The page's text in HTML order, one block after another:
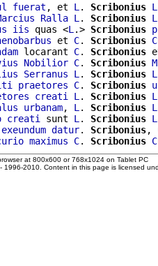
fuerat , et L . Scribonius
Ralla L . Scribonius
iis quas <L .> Scribonius
et C. Scribonius
locarant C. Scribonius
Nobilior C. Scribonius M
Serranus L . Scribonius
praetores C. Scribonius
creati L . Scribonius
urbanam, L . Scribonius
creati sunt L . Scribonius
exeundum datur. Scribonius,
maximus C. Scribonius
at 800x600 or 768x1024 on Tablet PC
- 1996-2010. Content in this page is licensed